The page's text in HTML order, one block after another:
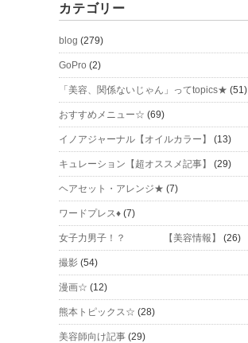
カテゴリー
blog (279)
GoPro (2)
「美容、関係ないじゃん」ってtopics★ (51)
おすすめメニュー☆ (69)
イノアジャーナル【オイルカラー】 (13)
キュレーション【超オススメ記事】 (29)
ヘアセット・アレンジ★ (7)
ワードプレス♦ (7)
女子力男子！？ 【美容情報】 (26)
撮影 (54)
漫画☆ (12)
熊本トピックス☆ (28)
美容師向け記事 (29)